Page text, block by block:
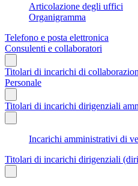
Articolazione degli uffici
Organigramma
Telefono e posta elettronica
Consulenti e collaboratori
Titolari di incarichi di
Personale
Titolari di incarichi dirigenziali
Incarichi amministrativi di
Titolari di incarichi dirigenziali